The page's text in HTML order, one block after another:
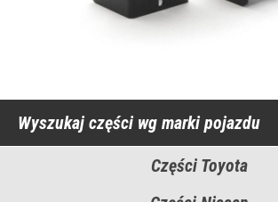
Wyszukaj części wg marki pojazdu
Części Toyota